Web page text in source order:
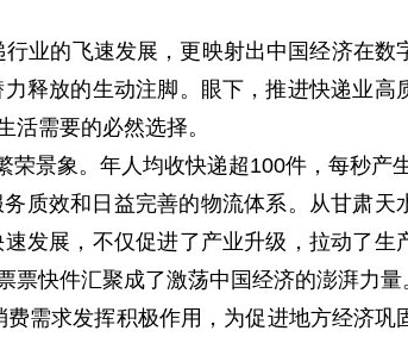
业的飞速发展，更映射出中国经济在数
释放的生动注脚。眼下，推进快递业高
需要的必然选择。
荣景象。年人均收快递超100件，每秒产
质效和日益完善的物流体系。从甘肃天
发展，不仅促进了产业升级，拉动了生
快件汇聚成了激荡中国经济的澎湃力量
需求发挥积极作用，为促进地方经济巩